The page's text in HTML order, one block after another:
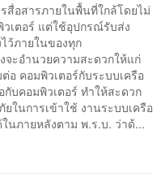
สื่อสารภายในพื้นที่ใกล้โดยไม่
เตอร์ แต่ใช้อุปกรณ์รับส่ง
ว้ภายในของทุก
ะอำนวยความสะดวกให้แก่
อ คอมพิวเตอร์กับระบบเครือ
บคอมพิวเตอร์ ทำให้สะดวก
ในการเข้าใช้ งานระบบเครือ
นภายหลังตาม พ.ร.บ. ว่าด้...